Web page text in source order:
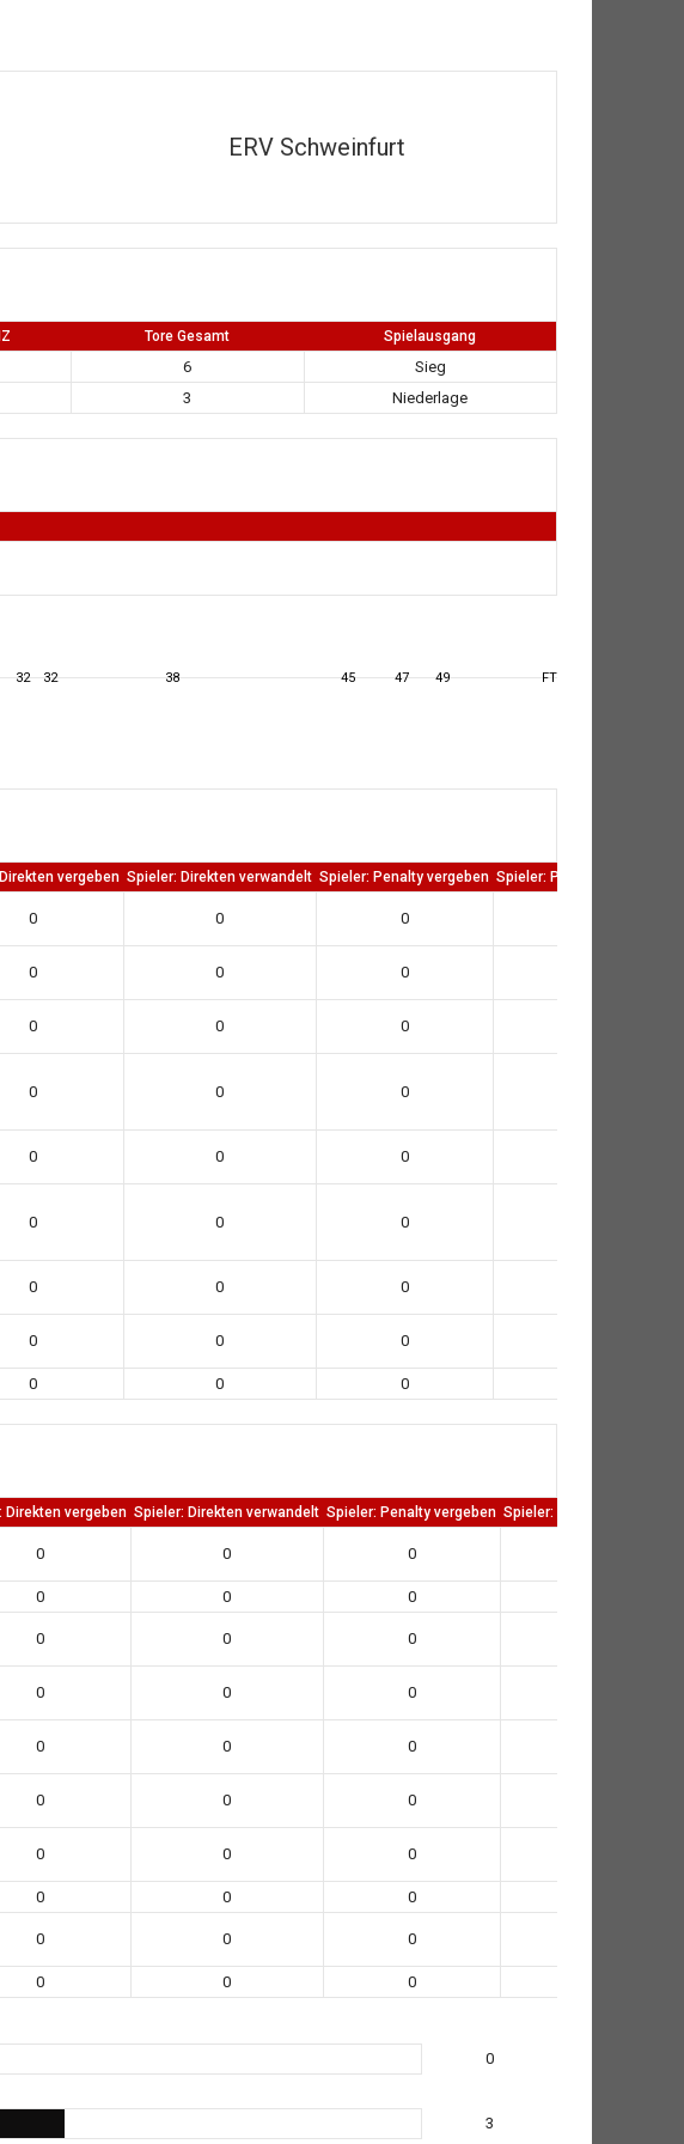
ERV Schweinfurt
Tore Gesamt Spielausgang
6
Sieg
3 Niederlage
32 32 38 45 47 49 FT
vergeben Spieler: Direkten verwandelt Spieler: Penalty vergeben Spieler: Penalty verwandelt
0 0 0
0 0 0
0 0 0
0 0 0
0 0 0
0 0 0
0 0 0
0 0 0
0 0 0
Direkten vergeben Spieler: Direkten verwandelt Spieler: Penalty vergeben Spieler: Penalty verwandelt
0 0 0
0 0 0
0 0 0
0 0 0
0 0 0
0 0 0
0 0 0
0 0 0
0 0 0
0 0 0
0
3